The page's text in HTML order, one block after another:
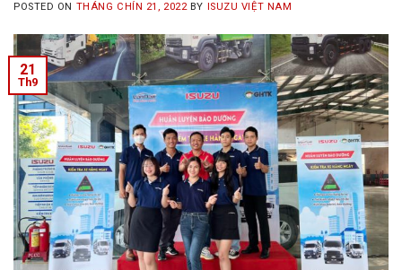
POSTED ON THÁNG CHÍN 21, 2022 BY ISUZU VIỆT NAM
21
Th9